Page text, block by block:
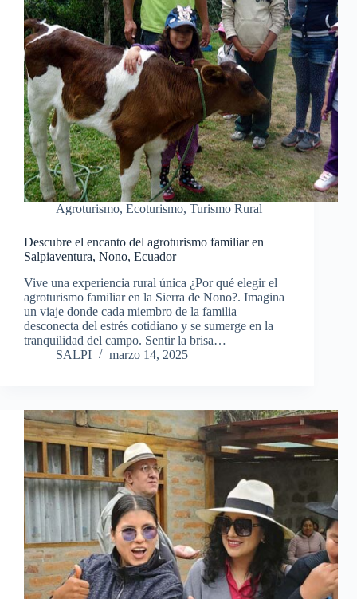
Agroturismo, Ecoturismo, Turismo Rural
Descubre el encanto del agroturismo familiar en
Salpiaventura, Nono, Ecuador
Vive una experiencia rural única ¿Por qué elegir el
agroturismo familiar en la Sierra de Nono?. Imagina
un viaje donde cada miembro de la familia
desconecta del estrés cotidiano y se sumerge en la
tranquilidad del campo. Sentir la brisa…
SALPI
marzo 14, 2025